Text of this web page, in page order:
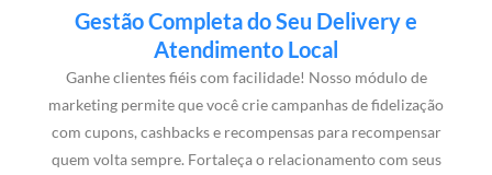
Gestão Completa do Seu Delivery e
Atendimento Local
Ganhe clientes fiéis com facilidade! Nosso módulo de
marketing permite que você crie campanhas de fidelização
com cupons, cashbacks e recompensas para recompensar
quem volta sempre. Fortaleça o relacionamento com seus